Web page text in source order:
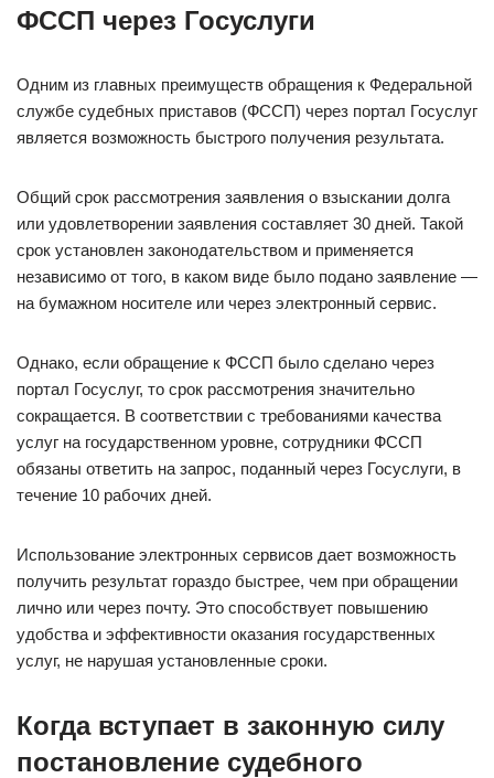
ФССП через Госуслуги
Одним из главных преимуществ обращения к Федеральной
службе судебных приставов (ФССП) через портал Госуслуг
является возможность быстрого получения результата.
Общий срок рассмотрения заявления о взыскании долга
или удовлетворении заявления составляет 30 дней. Такой
срок установлен законодательством и применяется
независимо от того, в каком виде было подано заявление —
на бумажном носителе или через электронный сервис.
Однако, если обращение к ФССП было сделано через
портал Госуслуг, то срок рассмотрения значительно
сокращается. В соответствии с требованиями качества
услуг на государственном уровне, сотрудники ФССП
обязаны ответить на запрос, поданный через Госуслуги, в
течение 10 рабочих дней.
Использование электронных сервисов дает возможность
получить результат гораздо быстрее, чем при обращении
лично или через почту. Это способствует повышению
удобства и эффективности оказания государственных
услуг, не нарушая установленные сроки.
Когда вступает в законную силу
постановление судебного